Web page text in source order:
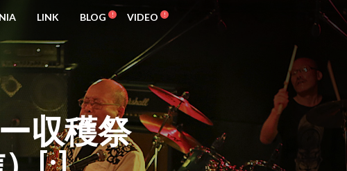
LINK BLOG VIDEO
ー収穫祭